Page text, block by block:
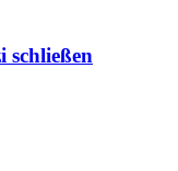
schließen